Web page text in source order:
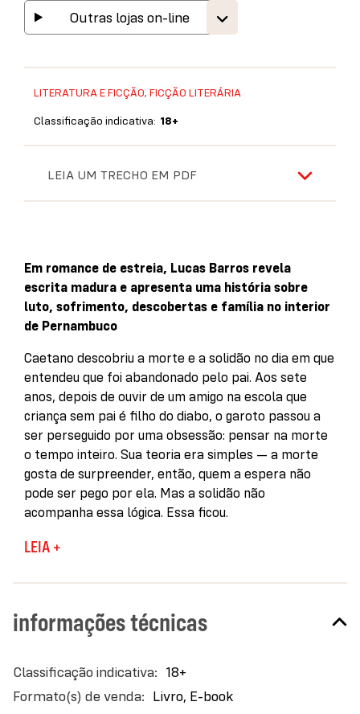
Outras lojas on-line
LITERATURA E FICÇÃO, FICÇÃO LITERÁRIA
Classificação indicativa: 18+
LEIA UM TRECHO EM PDF
Em romance de estreia, Lucas Barros revela
escrita madura e apresenta uma história sobre
luto, sofrimento, descobertas e família no interior
de Pernambuco
Caetano descobriu a morte e a solidão no dia em que
entendeu que foi abandonado pelo pai. Aos sete
anos, depois de ouvir de um amigo na escola que
criança sem pai é filho do diabo, o garoto passou a
ser perseguido por uma obsessão: pensar na morte
o tempo inteiro. Sua teoria era simples — a morte
gosta de surpreender, então, quem a espera não
pode ser pego por ela. Mas a solidão não
acompanha essa lógica. Essa ficou.
Solitário, enfrentando um dia a dia de violências,
perguntas que não sabe formular: quanto do seu
corpo que tem, do jeito que é? Na escola, a
perseguição parece ser só mais uma prova de que o
existe algo em Caetano que atrai violência?
LEIA +
informações técnicas
Mais
informações
18+
Livro, E-book